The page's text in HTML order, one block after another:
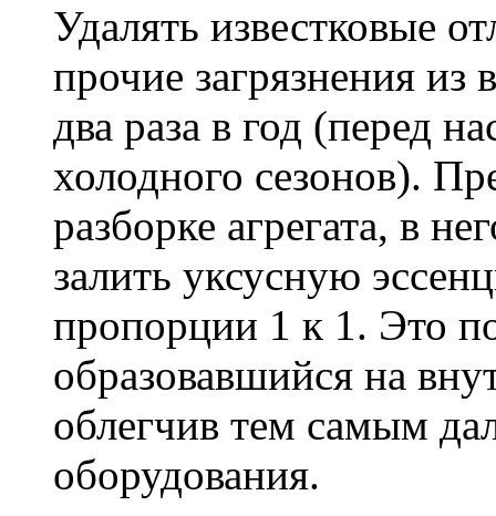
Удалять известковые
прочие загрязнения из
два раза в год (перед
холодного сезонов).
разборке агрегата, в
залить уксусную
пропорции 1 к 1. Это
образовавшийся на
облегчив тем самым
оборудования.